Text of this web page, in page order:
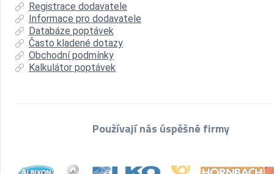
Registrace dodavatele
Informace pro dodavatele
Databáze poptávek
Často kladené dotazy
Obchodní podmínky
Kalkulátor poptávek
Používají nás úspěšné firmy